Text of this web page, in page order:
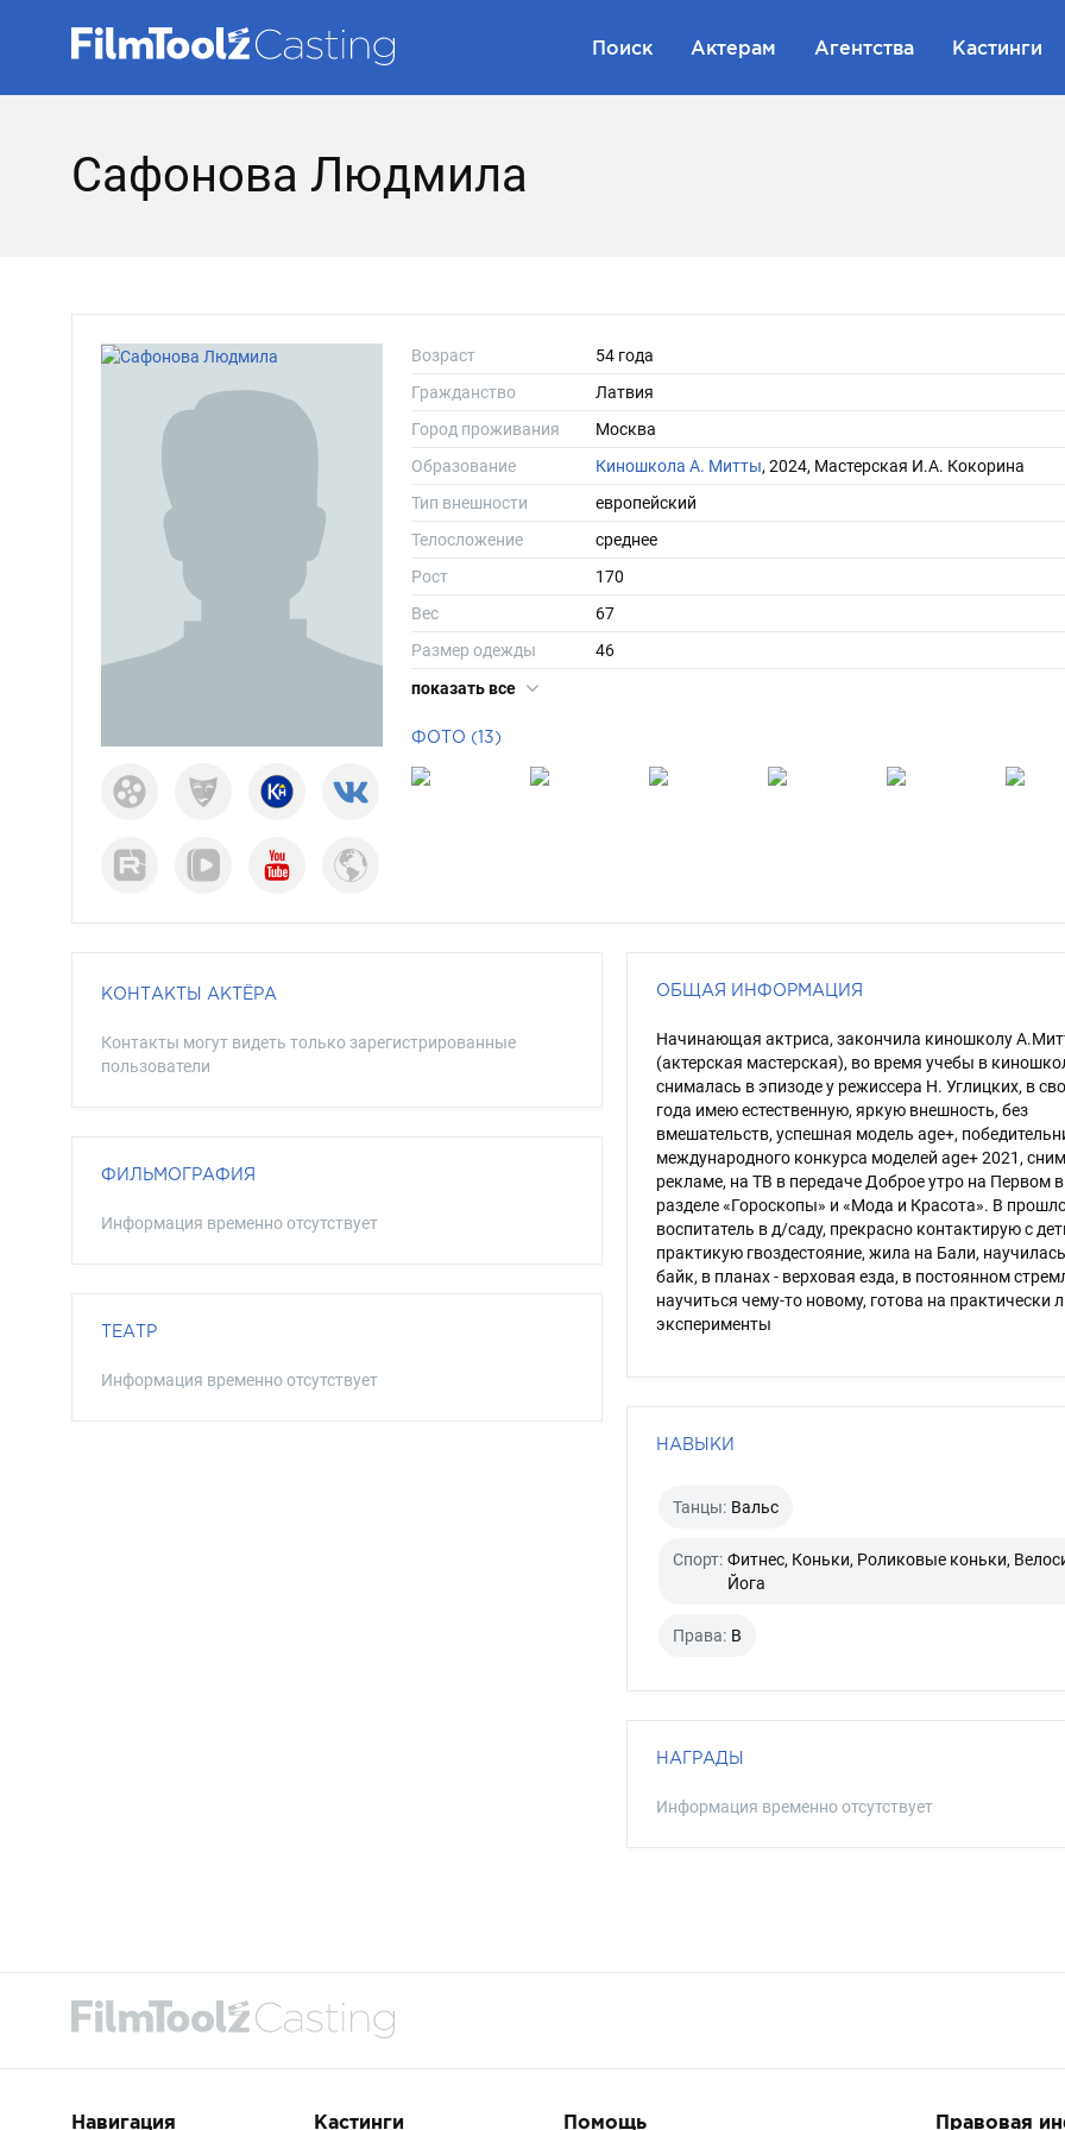
Поиск Актерам Агентства Кастинги
Сафонова Людмила
Возраст
54 года
Гражданство
Латвия
Город проживания
Москва
Образование
Киношкола А. Митты, 2024, Мастерская И.А. Кокорина
Тип внешности
европейский
Телосложение
среднее
Рост
170
Вес
67
Размер одежды
46
Размер обуви
показать все
ФОТО (13)
КОНТАКТЫ АКТЁРА
Контакты могут видеть только зарегистрированные
пользователи
ФИЛЬМОГРАФИЯ
Информация временно отсутствует
ТЕАТР
Информация временно отсутствует
ОБЩАЯ ИНФОРМАЦИЯ
Начинающая актриса, закончила киношколу
(актерская мастерская), во время учебы в
снималась в эпизоде у режиссера Н. Углицких, в
года имею естественную, яркую внешность, без
вмешательств, успешная модель age+,
международного конкурса моделей age+ 2021,
рекламе, на ТВ в передаче Доброе утро на Первом в
разделе «Гороскопы» и «Мода и Красота». В
воспитатель в д/саду, прекрасно контактирую с
практикую гвоздестояние, жила на Бали,
байк, в планах - верховая езда, в постоянном
научиться чему-то новому, готова на практически
эксперименты
НАВЫКИ
Танцы: Вальс
Спорт: Фитнес, Коньки, Роликовые коньки,
Йога
Права: B
НАГРАДЫ
Информация временно отсутствует
Навигация Кастинги Помощь Правовая